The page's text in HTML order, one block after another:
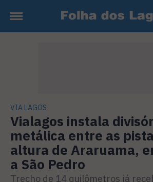
VIA LAGOS
Vialagos instala
metálica entre as
altura de Araruama,
a São Pedro
Trecho de 14 quilômetros já